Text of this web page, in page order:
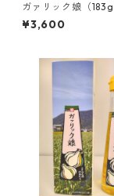
ガァリック娘（183g 2本・化
粧箱つき）
¥3,600